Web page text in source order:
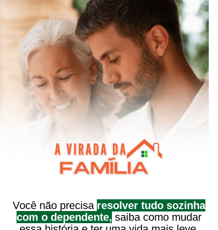
Você não precisa resolver tudo sozinha
com o dependente, saiba como mudar